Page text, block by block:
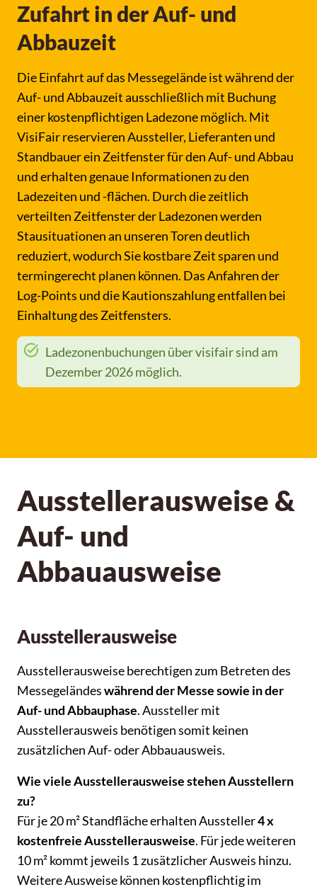
Zufahrt in der Auf- und
Abbauzeit
Die Einfahrt auf das Messegelände ist während der
Auf- und Abbauzeit ausschließlich mit Buchung
einer kostenpflichtigen Ladezone möglich. Mit
VisiFair reservieren Aussteller, Lieferanten und
Standbauer ein Zeitfenster für den Auf- und Abbau
und erhalten genaue Informationen zu den
Ladezeiten und -flächen. Durch die zeitlich
verteilten Zeitfenster der Ladezonen werden
Stausituationen an unseren Toren deutlich
reduziert, wodurch Sie kostbare Zeit sparen und
termingerecht planen können. Das Anfahren der
Log-Points und die Kautionszahlung entfallen bei
Einhaltung des Zeitfensters.
Ladezonenbuchungen über visifair sind am
Dezember 2026 möglich.
Ausstellerausweise &
Auf- und
Abbauausweise
Ausstellerausweise
Ausstellerausweise berechtigen zum Betreten des
Messegeländeswährend der Messe sowie in der
Auf- und Abbauphase. Aussteller mit
Ausstellerausweis benötigen somit keinen
zusätzlichen Auf- oder Abbauausweis.
Wie viele Ausstellerausweise stehen Ausstellern
zu?
Für je 20 m² Standfläche erhalten Aussteller4 x
kostenfreie Ausstellerausweise. Für jede weiteren
10 m² kommt jeweils 1 zusätzlicher Ausweis hinzu.
Weitere Ausweise können kostenpflichtig im